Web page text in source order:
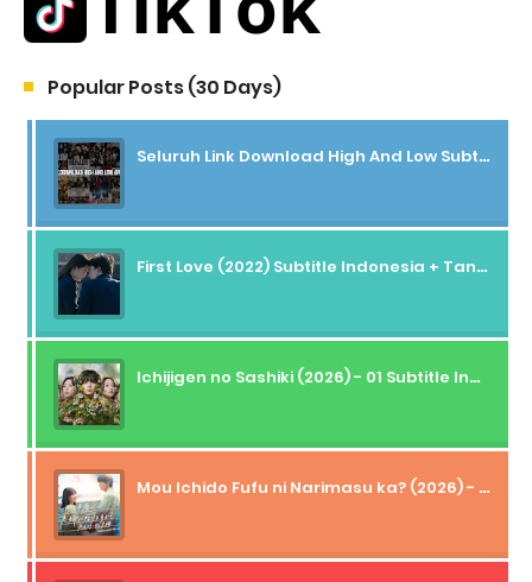
Popular Posts (30 Days)
Seluruh Link Download High And Low Subtitle Indonesia
First Love (2022) Subtitle Indonesia + Tanpa Iklan + Streaming + 1080p
Ichijigen no Sashiki (2026) - 01 Subtitle Indonesia
Mou Ichido Fufu ni Narimasu ka? (2026) - 01 Subtitle Indonesia